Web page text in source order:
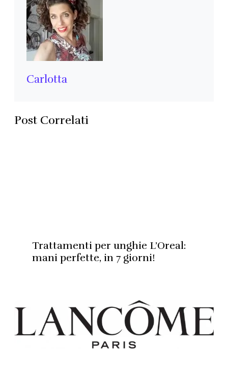
Carlotta
Post Correlati
Trattamenti per unghie L’Oreal:
mani perfette, in 7 giorni!